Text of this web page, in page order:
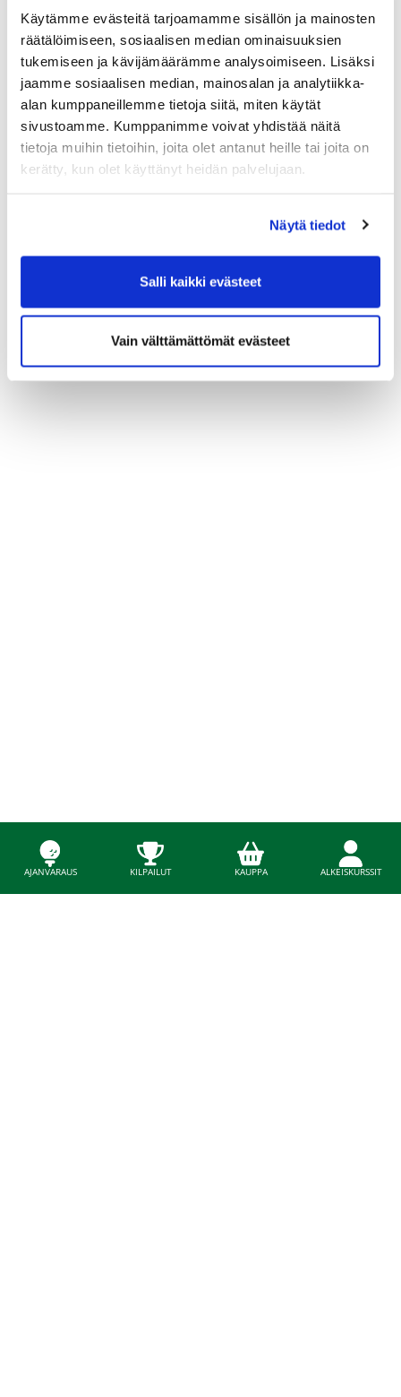
Käytämme evästeitä tarjoamamme sisällön ja mainosten
räätälöimiseen, sosiaalisen median ominaisuuksien
tukemiseen ja kävijämäärämme analysoimiseen. Lisäksi
jaamme sosiaalisen median, mainosalan ja analytiikka-
alan kumppaneillemme tietoja siitä, miten käytät
sivustoamme. Kumppanimme voivat yhdistää näitä
tietoja muihin tietoihin, joita olet antanut heille tai joita on
kerätty, kun olet käyttänyt heidän palvelujaan.
Näytä tiedot
Salli kaikki evästeet
Vain välttämättömät evästeet
AJANVARAUS KILPAILUT KAUPPA ALKEISKURSSIT